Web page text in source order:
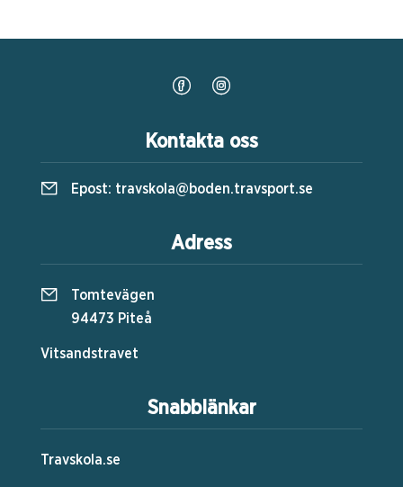
Snabblänkar
Travskola.se
Kontakta oss
Epost: travskola@boden.travsport.se
Adress
Tomtevägen
94473 Piteå
Vitsandstravet